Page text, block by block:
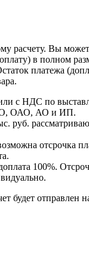
расчету. Вы
в полном
платежа
с НДС по
ОАО, АО и ИП.
руб.
отсрочка
100%.
будет отправлен